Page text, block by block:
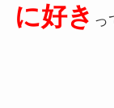
に好き っ